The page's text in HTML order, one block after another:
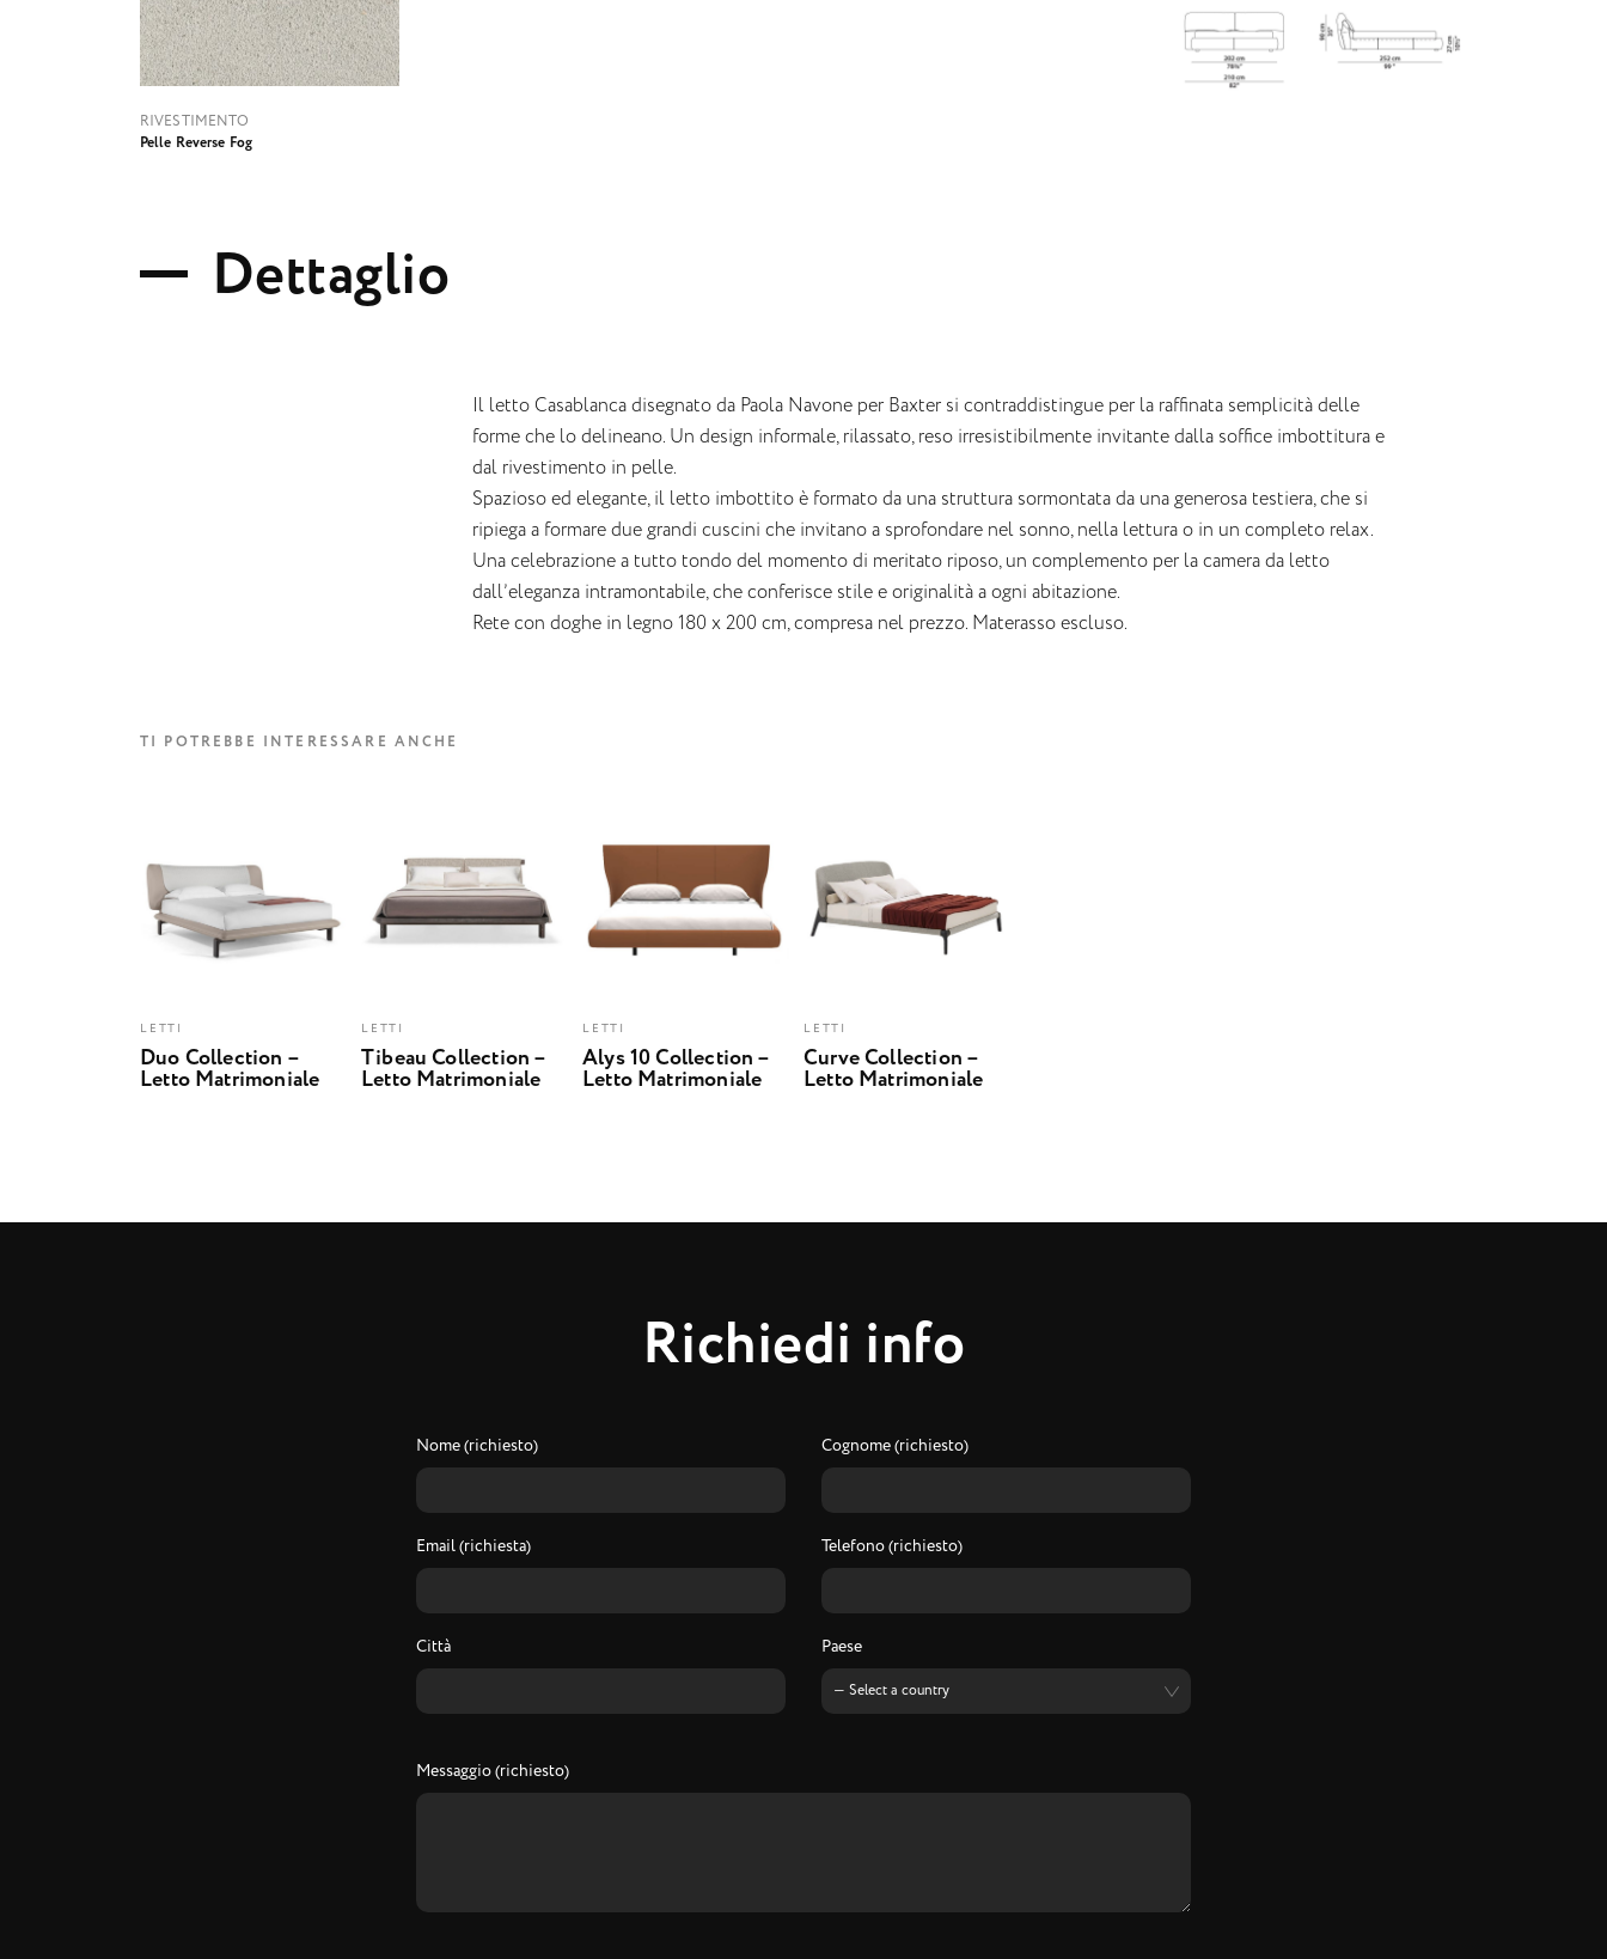
RIVESTIMENTO
Pelle Reverse Fog
Dettaglio
Il letto Casablanca disegnato da Paola Navone per Baxter si contraddistingue per la raffinata semplicità delle
forme che lo delineano. Un design informale, rilassato, reso irresistibilmente invitante dalla soffice imbottitura e
dal rivestimento in pelle.
Spazioso ed elegante, il letto imbottito è formato da una struttura sormontata da una generosa testiera, che si
ripiega a formare due grandi cuscini che invitano a sprofondare nel sonno, nella lettura o in un completo relax.
Una celebrazione a tutto tondo del momento di meritato riposo, un complemento per la camera da letto
dall’eleganza intramontabile, che conferisce stile e originalità a ogni abitazione.
Rete con doghe in legno 180 x 200 cm, compresa nel prezzo. Materasso escluso.
TI POTREBBE INTERESSARE ANCHE
LETTI
Duo Collection –
Letto Matrimoniale
LETTI
Tibeau Collection –
Letto Matrimoniale
LETTI
Alys 10 Collection –
Letto Matrimoniale
LETTI
Curve Collection –
Letto Matrimoniale
Richiedi info
Nome (richiesto) Cognome (richiesto)
Email (richiesta) Telefono (richiesto)
Città Paese
Messaggio (richiesto)